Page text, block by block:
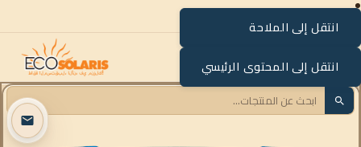
انتقل إلى الملاحة
انتقل إلى المحتوى الرئيسي